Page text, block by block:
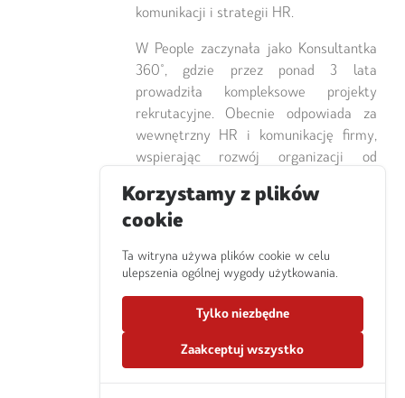
komunikacji i strategii HR.
W People zaczynała jako Konsultantka
360°, gdzie przez ponad 3 lata
prowadziła kompleksowe projekty
rekrutacyjne. Obecnie odpowiada za
wewnętrzny HR i komunikację firmy,
wspierając rozwój organizacji od
Zafascynowana możliwościami
– ale zawsze wierna wartościom
i relacjom. W pracy łączy
profesjonalizm z dużą dawką dystansu
i poczucia humoru.
Korzystamy z plików
cookie
Ta witryna używa plików cookie w celu
ulepszenia ogólnej wygody użytkowania.
Tylko niezbędne
Zaakceptuj wszystko